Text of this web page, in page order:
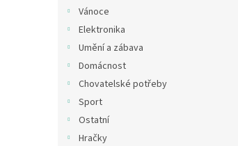
Vánoce
Elektronika
Umění a zábava
Domácnost
Chovatelské potřeby
Sport
Ostatní
Hračky